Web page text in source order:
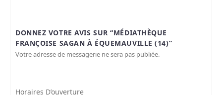
DONNEZ VOTRE AVIS SUR “MÉDIATHÈQUE
FRANÇOISE SAGAN À ÉQUEMAUVILLE (14)”
Votre adresse de messagerie ne sera pas publiée.
Horaires D’ouverture